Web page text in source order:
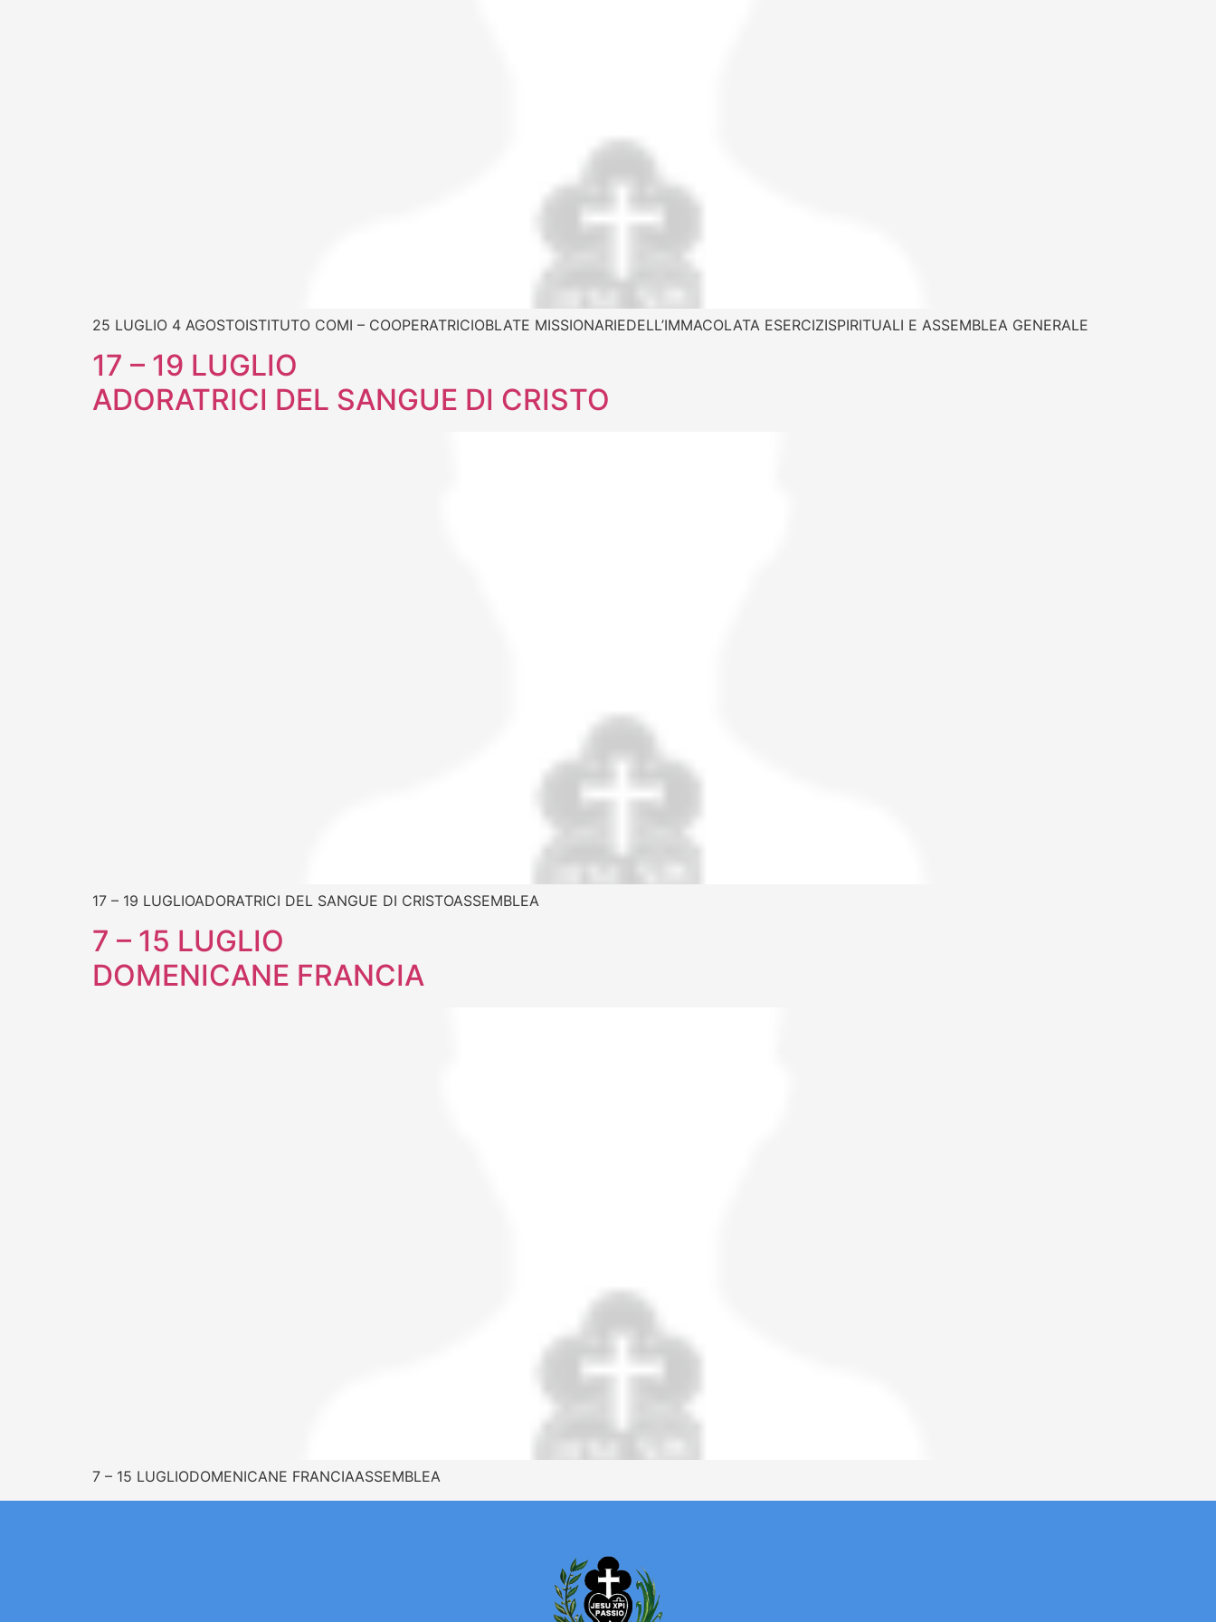
25 LUGLIO 4 AGOSTOISTITUTO COMI – COOPERATRICIOBLATE MISSIONARIEDELL’IMMACOLATA ESERCIZISPIRITUALI E ASSEMBLEA GENERALE
17 – 19 LUGLIO
ADORATRICI DEL SANGUE DI CRISTO
17 – 19 LUGLIOADORATRICI DEL SANGUE DI CRISTOASSEMBLEA
7 – 15 LUGLIO
DOMENICANE FRANCIA
7 – 15 LUGLIODOMENICANE FRANCIAASSEMBLEA